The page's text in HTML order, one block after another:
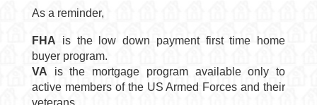
As a reminder,
FHA is the low down payment first time home
buyer program.
VA is the mortgage program available only to
active members of the US Armed Forces and their
veterans.